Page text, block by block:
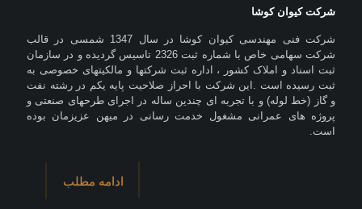
شرکت کیوان کوشا
شرکت فنی مهندسی کیوان کوشا در سال 1347 شمسی در قالب
شرکت سهامی خاص با شماره ثبت 2326 تاسیس گردیده و در سازمان
ثبت اسناد و املاک کشور ، اداره ثبت شرکتها و مالکیتهای خصوصی به
ثبت رسیده است .این شرکت با احراز صلاحیت پایه یکم در رشته نفت
و گاز (خط لوله) و با تجربه ای چندین ساله در اجرای طرحهای صنعتی و
پروژه های عمرانی مشغول خدمت رسانی در میهن عزیزمان بوده
است.
ادامه مطلب